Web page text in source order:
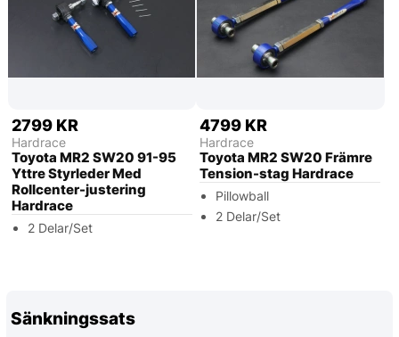
2799 KR
Hardrace
Toyota MR2 SW20 91-95
Yttre Styrleder Med
Rollcenter-justering
Hardrace
2 Delar/Set
4799 KR
Hardrace
Toyota MR2 SW20 Främre
Tension-stag Hardrace
Pillowball
2 Delar/Set
Sänkningssats